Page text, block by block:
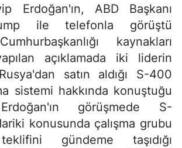
Erdoğan'ın, ABD Başkanı
ile telefonla görüştü
kaynakları
açıklamada iki liderin
satın aldığı S-400
sistemi hakkında konuştuğu
görüşmede S-
konusunda çalışma grubu
gündeme taşıdığı